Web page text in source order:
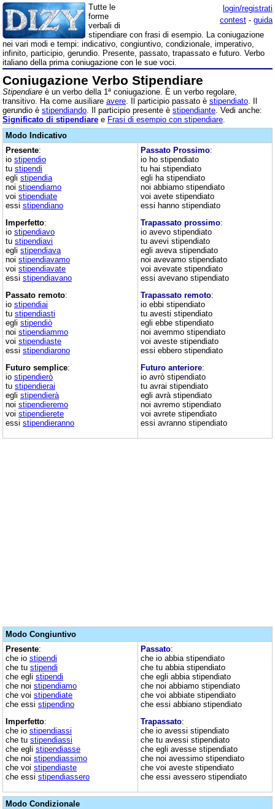
login/registrati
contest - guida
Tutte le
forme
verbali di
stipendiare con frasi di esempio. La coniugazione
nei vari modi e tempi: indicativo, congiuntivo, condizionale, imperativo,
infinito, participio, gerundio. Presente, passato, trapassato e futuro. Verbo
italiano della prima coniugazione con le sue voci.
Coniugazione Verbo Stipendiare
Stipendiare è un verbo della 1ª coniugazione. È un verbo regolare,
transitivo. Ha come ausiliare avere . Il participio passato è stipendiato . Il
gerundio è stipendiando . Il participio presente è stipendiante . Vedi anche:
Significato di stipendiare e Frasi di esempio con stipendiare
Modo Indicativo
Presente:
io stipendio
tu stipendi
egli stipendia
noi stipendiamo
voi stipendiate
essi stipendiano
Imperfetto:
io stipendiavo
tu stipendiavi
egli stipendiava
noi stipendiavamo
voi stipendiavate
essi stipendiavano
Passato remoto:
io stipendiai
tu stipendiasti
egli stipendiò
noi stipendiammo
voi stipendiaste
essi stipendiarono
Futuro semplice:
io stipendierò
tu stipendierai
egli stipendierà
noi stipendieremo
voi stipendierete
essi stipendieranno
Passato Prossimo:
io ho stipendiato
tu hai stipendiato
egli ha stipendiato
noi abbiamo stipendiato
voi avete stipendiato
essi hanno stipendiato
Trapassato prossimo:
io avevo stipendiato
tu avevi stipendiato
egli aveva stipendiato
noi avevamo stipendiato
voi avevate stipendiato
essi avevano stipendiato
Trapassato remoto:
io ebbi stipendiato
tu avesti stipendiato
egli ebbe stipendiato
noi avemmo stipendiato
voi aveste stipendiato
essi ebbero stipendiato
Futuro anteriore:
io avrò stipendiato
tu avrai stipendiato
egli avrà stipendiato
noi avremo stipendiato
voi avrete stipendiato
essi avranno stipendiato
Modo Congiuntivo
Presente:
che io stipendi
che tu stipendi
che egli stipendi
che noi stipendiamo
che voi stipendiate
che essi stipendino
Imperfetto:
che io stipendiassi
che tu stipendiassi
che egli stipendiasse
che noi stipendiassimo
che voi stipendiaste
che essi stipendiassero
Passato:
che io abbia stipendiato
che tu abbia stipendiato
che egli abbia stipendiato
che noi abbiamo stipendiato
che voi abbiate stipendiato
che essi abbiano stipendiato
Trapassato:
che io avessi stipendiato
che tu avessi stipendiato
che egli avesse stipendiato
che noi avessimo stipendiato
che voi aveste stipendiato
che essi avessero stipendiato
Modo Condizionale